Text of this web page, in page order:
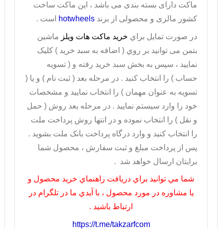
ماکت دارای بسته بندی می باشد ، این ماکت ساخت
کشور مالزی و محصولی از برند hotwheels است .
در صورت تمايل براي خريد ماکت هات ویلز ماشین
بتمن می توانيد بر روي ( اضافه به سبد خريد ) کليک
نماييد ، سپس به بخش سبد خريد رفته و ( تسويه
حساب ) را انتخاب کنيد . در مرحله بعد ( ثبت نام ) و يا (
تسويه به عنوان مهمان ) را انتخاب نماييد و مشخصات
خود را وارد سيستم نماييد . در مرحله بعد روش ( حمل
و نقل ) را انتخاب نموده و در انتها روش پرداخت ملت
را انتخاب کنيد و وارد درگاه پرداخت بانک ملت بشويد .
پس از پرداخت مبلغ و ثبت سفارش ، محصول شما
برايتان ارسال خواهد شد .
شما مي توانيد براي دريافت راهنماي خريد محصول و
يا مشاوره در مورد محصول ، با آيدي ما در تلگرام در
ارتباط باشيد .
https://t.me/takzarfcom